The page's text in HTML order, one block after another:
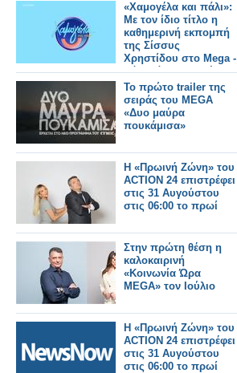
«Χαμογέλα και πάλι»:
Με τον ίδιο τίτλο η
καθημερινή εκπομπή
της Σίσσυς
Χρηστίδου στο Mega -
Πότε κάνει πρεμιέρα;
Το πρώτο trailer της
σειράς του MEGA
«Δυο μαύρα
πουκάμισα»
Η «Πρωινή Ζώνη» του
ACTION 24 επιστρέφει
στις 31 Αυγούστου
στις 06:00 το πρωί
Στην πρώτη θέση η
καλοκαιρινή
«Κοινωνία Ώρα
MEGA» τον Ιούλιο
Η «Πρωινή Ζώνη» του
ACTION 24 επιστρέφει
στις 31 Αυγούστου
στις 06:00 το πρωί